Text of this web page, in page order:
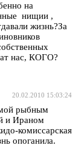
на
нищии ,
жизнь?За
нас, КОГО?
20.02.2010 15:03:24
рыбным
и Ираном
комиссарская
опоганила.